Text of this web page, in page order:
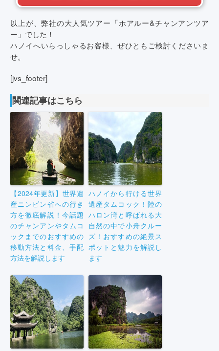
以上が、弊社の大人気ツアー「ホアルー&チャンアンツア
ー」でした！
ハノイへいらっしゃるお客様、ぜひともご検討くださいま
せ。
[jvs_footer]
関連記事はこちら
【2024年更新】世界遺
産ニンビン省への行き
方を徹底解説！今話題
のチャンアンやタムコ
ックまでのおすすめの
移動方法と料金、手配
方法を解説します
ハノイから行ける世界
遺産タムコック！陸の
ハロン湾と呼ばれる大
自然の中で小舟クルー
ズ！おすすめの絶景ス
ポットと魅力を解説し
ます